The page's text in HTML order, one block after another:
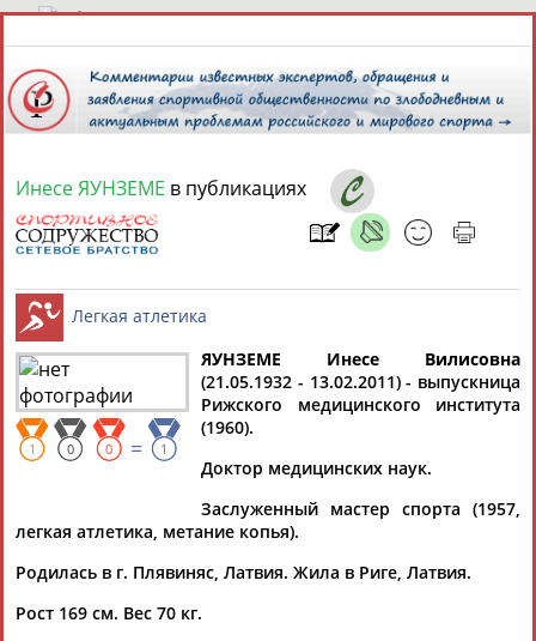
7 августа 2026 года,07:11
Найдено: 13181 Расширенный поиск
Аслаудин
АБАЕВ
АБАИМОВА
Мария
АБАКУМОВА
Юлия
АБАЛАКИНА
Дмитрий
АБАРЕНОВ
Тамилла
АБАСОВА
Рамазан
АБАЧАРАЕВ
АБАШИДЗЕ
Инесе ЯУНЗЕМЕ в публикациях
Легкая атлетика
1 0 0 = 1
ЯУНЗЕМЕ Инесе Вилисовна
(21.05.1932 - 13.02.2011) - выпускница
Рижского медицинского института
(1960).
Доктор медицинских наук.
Заслуженный мастер спорта (1957,
легкая атлетика, метание копья).
Родилась в г. Плявиняс, Латвия. Жила в Риге, Латвия.
Рост 169 см. Вес 70 кг.